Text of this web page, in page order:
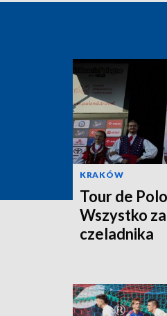
KRAKÓW
Tour de
Wszystko
czeladnika